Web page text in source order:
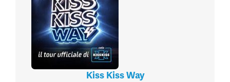
Kiss Kiss Way